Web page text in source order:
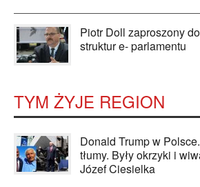
Piotr Doll zaproszony
struktur e- parlamentu
TYM ŻYJE REGION
Donald Trump w
tłumy. Były okrzyki i
Józef Ciesielka